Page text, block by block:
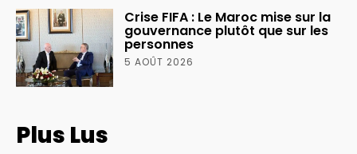
Crise FIFA : Le Maroc mise sur la
gouvernance plutôt que sur les
personnes
5 AOÛT 2026
Plus Lus